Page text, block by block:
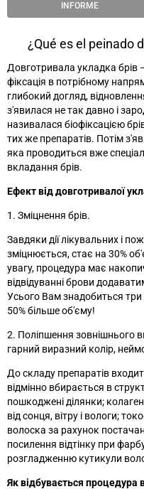
INFORME
¿Qué es el peinado
Довготривала укладка брів
фіксація в потрібному
глибокий догляд,
з'явилася не так давно і
називалася біофіксацією
тих же препаратів. Потім
яка проводиться вже
вкладання брів.
Ефект від довготривалої
1. Зміцнення брів.
Завдяки дії лікувальних і
зміцнюється, стає на 30%
увагу, процедура має
відвідуванні брови
Усього Вам знадобиться
50% більше об'єму!
2. Поліпшення зовнішнього
гарний виразний колір,
До складу препаратів
відмінно вбирається в
пошкоджені ділянки;
від сонця, вітру і вологи;
волоска за рахунок
посилення відтінку при
розгладженню кутикули
Як відбувається процедура